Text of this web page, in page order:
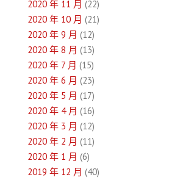
2020 年 11 月 (22)
2020 年 10 月 (21)
2020 年 9 月 (12)
2020 年 8 月 (13)
2020 年 7 月 (15)
2020 年 6 月 (23)
2020 年 5 月 (17)
2020 年 4 月 (16)
2020 年 3 月 (12)
2020 年 2 月 (11)
2020 年 1 月 (6)
2019 年 12 月 (40)